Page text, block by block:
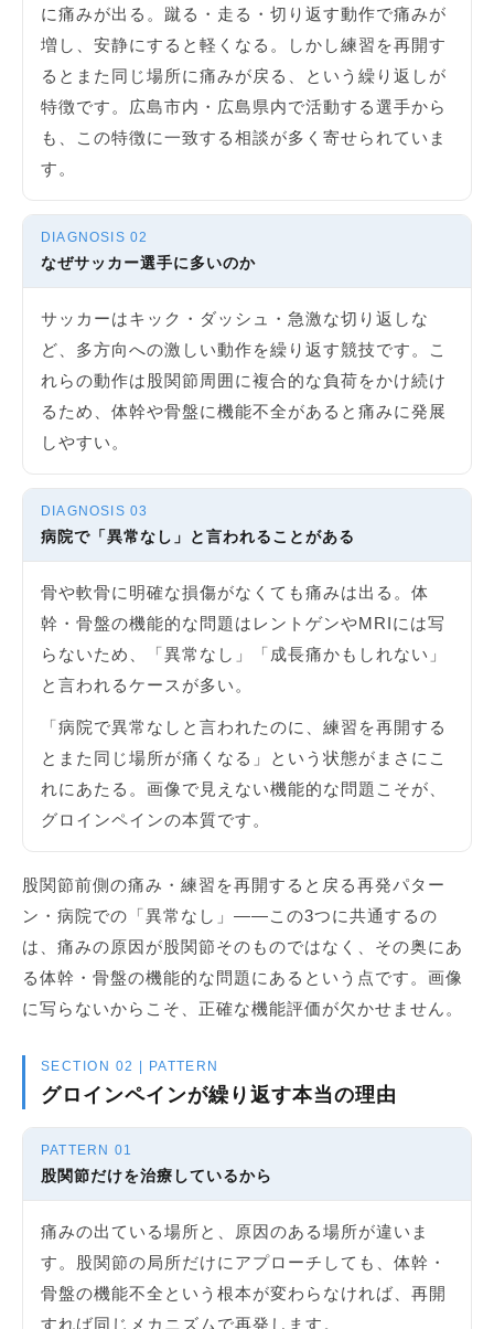
に痛みが出る。蹴る・走る・切り返す動作で痛みが
増し、安静にすると軽くなる。しかし練習を再開す
るとまた同じ場所に痛みが戻る、という繰り返しが
特徴です。広島市内・広島県内で活動する選手から
も、この特徴に一致する相談が多く寄せられていま
す。
DIAGNOSIS 02
なぜサッカー選手に多いのか
サッカーはキック・ダッシュ・急激な切り返しな
ど、多方向への激しい動作を繰り返す競技です。こ
れらの動作は股関節周囲に複合的な負荷をかけ続け
るため、体幹や骨盤に機能不全があると痛みに発展
しやすい。
DIAGNOSIS 03
病院で「異常なし」と言われることがある
骨や軟骨に明確な損傷がなくても痛みは出る。体
幹・骨盤の機能的な問題はレントゲンやMRIには写
らないため、「異常なし」「成長痛かもしれない」
と言われるケースが多い。
「病院で異常なしと言われたのに、練習を再開する
とまた同じ場所が痛くなる」という状態がまさにこ
れにあたる。画像で見えない機能的な問題こそが、
グロインペインの本質です。
股関節前側の痛み・練習を再開すると戻る再発パター
ン・病院での「異常なし」——この3つに共通するの
は、痛みの原因が股関節そのものではなく、その奥にあ
る体幹・骨盤の機能的な問題にあるという点です。画像
に写らないからこそ、正確な機能評価が欠かせません。
SECTION 02 | PATTERN
グロインペインが繰り返す本当の理由
PATTERN 01
股関節だけを治療しているから
痛みの出ている場所と、原因のある場所が違いま
す。股関節の局所だけにアプローチしても、体幹・
骨盤の機能不全という根本が変わらなければ、再開
すれば同じメカニズムで再発します。